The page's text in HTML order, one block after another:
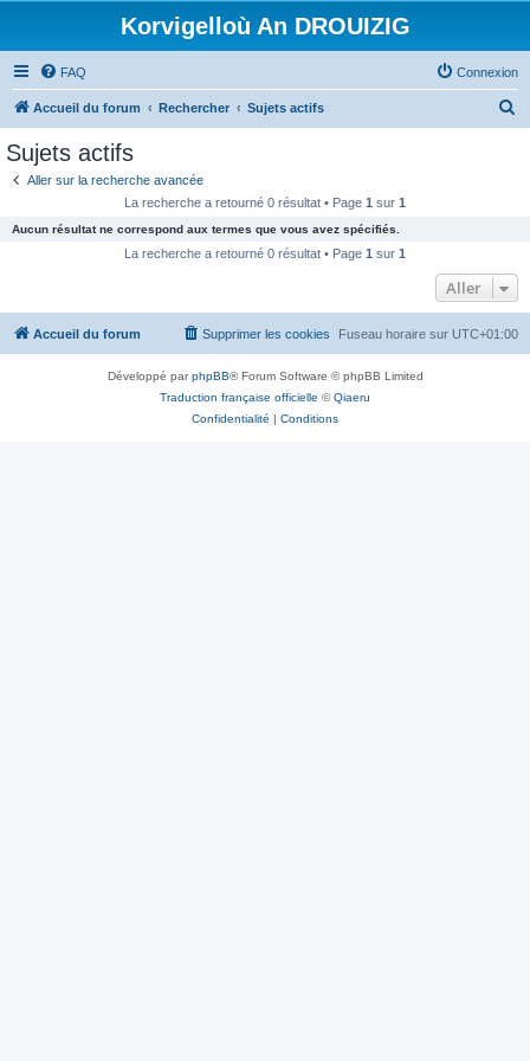
Korvigelloù An DROUIZIG
FAQ Connexion
Accueil du forum Rechercher Sujets actifs
c
e
Sujets actifs
Aller sur la recherche avancée
La recherche a retourné 0 résultat • Page 1 sur 1
Aucun résultat ne correspond aux termes que vous avez spécifiés.
La recherche a retourné 0 résultat • Page 1 sur 1
Aller
Accueil du forum Fuseau horaire sur UTC+01:00
Supprimer les cookies
Développé parphpBB® Forum Software © phpBB Limited
Traduction française officielle ©Qiaeru
Confidentialité | Conditions